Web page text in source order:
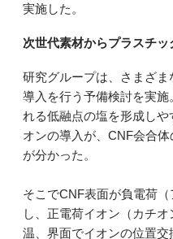
実施した。
次世代素材からプラスチッ
研究グループは、さまざ
導入を行う予備検討を実
れる低融点の塩を形成し
オンの導入が、CNF会合
が分かった。
そこでCNF表面が負電荷
し、正電荷イオン（カチ
温、界面でイオンの位置